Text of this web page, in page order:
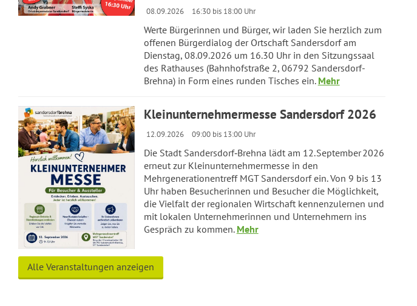
08.09.2026 16:30 bis 18:00 Uhr
Werte Bürgerinnen und Bürger, wir laden Sie herzlich zum
offenen Bürgerdialog der Ortschaft Sandersdorf am
Dienstag, 08.09.2026 um 16.30 Uhr in den Sitzungssaal
des Rathauses (Bahnhofstraße 2, 06792 Sandersdorf-
Brehna) in Form eines runden Tisches ein. Mehr
Kleinunternehmermesse Sandersdorf 2026
12.09.2026 09:00 bis 13:00 Uhr
Die Stadt Sandersdorf‑Brehna lädt am 12. September 2026
erneut zur Kleinunternehmermesse in den
Mehrgenerationentreff MGT Sandersdorf ein. Von 9 bis 13
Uhr haben Besucherinnen und Besucher die Möglichkeit,
die Vielfalt der regionalen Wirtschaft kennenzulernen und
mit lokalen Unternehmerinnen und Unternehmern ins
Gespräch zu kommen. Mehr
Alle Veranstaltungen anzeigen